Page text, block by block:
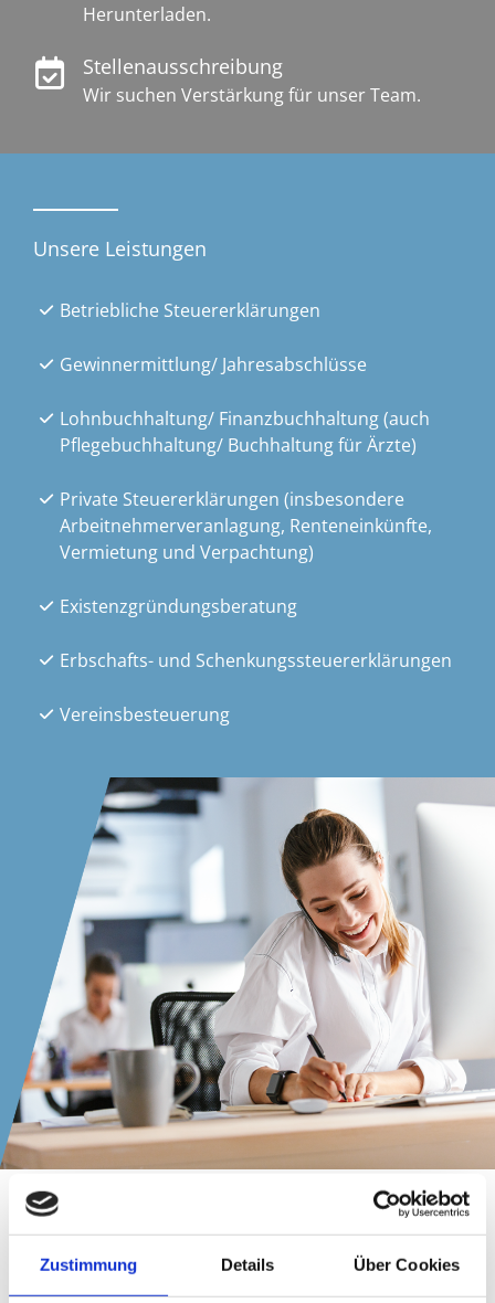
Zustimmung Details Über Cookies
Herunterladen.
Stellenausschreibung
Wir suchen Verstärkung für unser Team.
Unsere Leistungen
Betriebliche Steuererklärungen
Gewinnermittlung/ Jahresabschlüsse
Lohnbuchhaltung/ Finanzbuchhaltung (auch
Pflegebuchhaltung/ Buchhaltung für Ärzte)
Private Steuererklärungen (insbesondere
Arbeitnehmerveranlagung, Renteneinkünfte,
Vermietung und Verpachtung)
Existenzgründungsberatung
Erbschafts- und Schenkungssteuererklärungen
Vereinsbesteuerung